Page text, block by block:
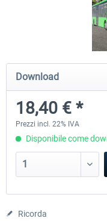
OMSI 2 Add-on Valiant
Hybrid
Download
18,40 € *
Prezzi incl. 22% IVA
Disponibile come
Ricorda